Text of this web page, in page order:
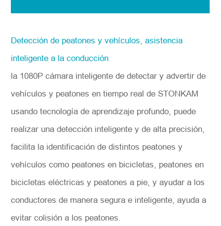
Detección de peatones y vehículos, asistencia
inteligente a la conducción
la 1080P cámara inteligente de detectar y advertir de
vehículos y peatones en tiempo real de STONKAM
usando tecnología de aprendizaje profundo, puede
realizar una detección inteligente y de alta precisión,
facilita la identificación de distintos peatones y
vehículos como peatones en bicicletas, peatones en
bicicletas eléctricas y peatones a pie, y ayudar a los
conductores de manera segura e inteligente, ayuda a
evitar colisión a los peatones.